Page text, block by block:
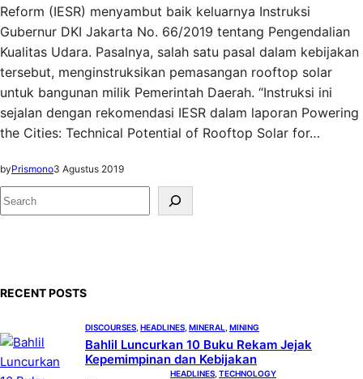
Reform (IESR) menyambut baik keluarnya Instruksi
Gubernur DKI Jakarta No. 66/2019 tentang Pengendalian
Kualitas Udara. Pasalnya, salah satu pasal dalam kebijakan
tersebut, menginstruksikan pemasangan rooftop solar
untuk bangunan milik Pemerintah Daerah. “Instruksi ini
sejalan dengan rekomendasi IESR dalam laporan Powering
the Cities: Technical Potential of Rooftop Solar for…
byPrismono3 Agustus 2019
S
e
RECENT POSTS
DISCOURSES HEADLINES MINERAL MINING
Bahlil Luncurkan 10 Buku Rekam Jejak
Kepemimpinan dan Kebijakan
HEADLINES TECHNOLOGY